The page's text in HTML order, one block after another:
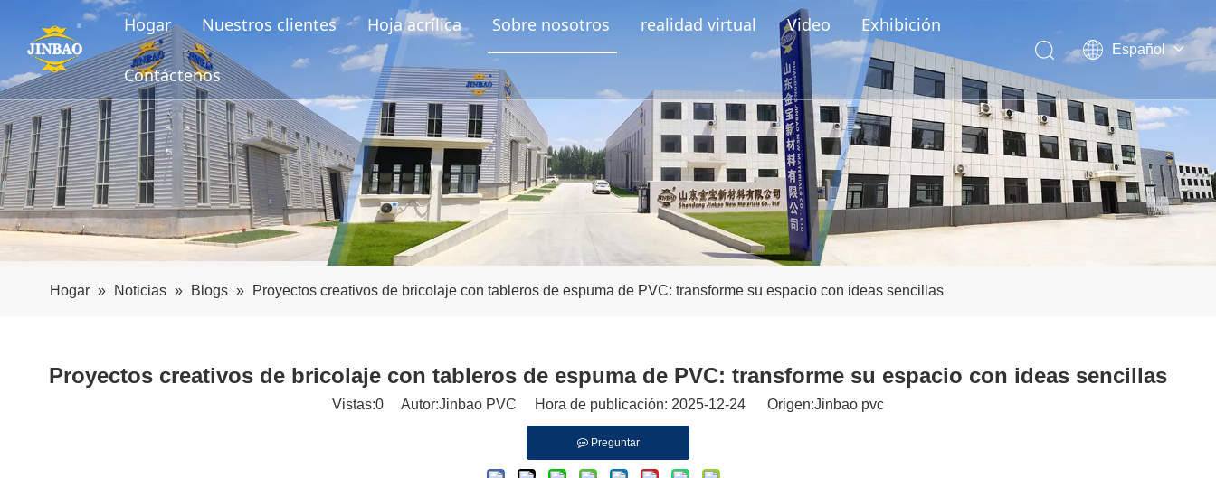
Hogar Nuestros clientes Hoja acrílica Sobre nosotros realidad virtual Video Exhibición
Contáctenos
Español
العربية
Pусский
Português
Hogar » Noticias » Blogs » Proyectos creativos de bricolaje con tableros de espuma de PVC: transforme su espacio con ideas sencillas
Proyectos creativos de bricolaje con tableros de espuma de PVC: transforme su espacio con ideas sencillas
Vistas:0 Autor:Jinbao PVC Hora de publicación: 2025-12-24 Origen:Jinbao pvc
Preguntar